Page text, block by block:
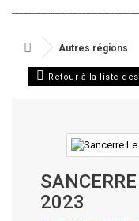
Autres régions
Retour à la liste
2023